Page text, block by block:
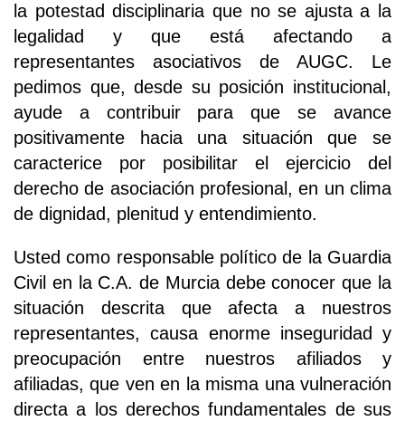
la potestad disciplinaria que no se ajusta a la
legalidad y que está afectando a
representantes asociativos de AUGC. Le
pedimos que, desde su posición institucional,
ayude a contribuir para que se avance
positivamente hacia una situación que se
caracterice por posibilitar el ejercicio del
derecho de asociación profesional, en un clima
de dignidad, plenitud y entendimiento.
Usted como responsable político de la Guardia
Civil en la C.A. de Murcia debe conocer que la
situación descrita que afecta a nuestros
representantes, causa enorme inseguridad y
preocupación entre nuestros afiliados y
afiliadas, que ven en la misma una vulneración
directa a los derechos fundamentales de sus